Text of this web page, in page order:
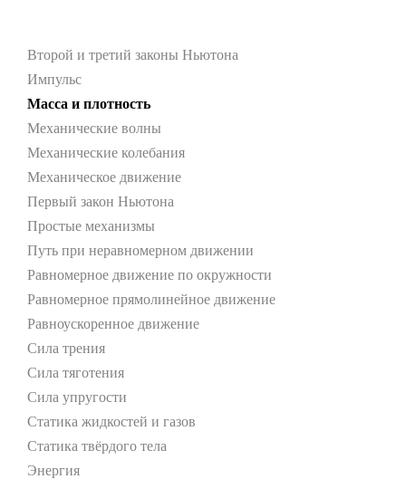
Второй и третий законы Ньютона
Импульс
Масса и плотность
Механические волны
Механические колебания
Механическое движение
Первый закон Ньютона
Простые механизмы
Путь при неравномерном движении
Равномерное движение по окружности
Равномерное прямолинейное движение
Равноускоренное движение
Сила трения
Сила тяготения
Сила упругости
Статика жидкостей и газов
Статика твёрдого тела
Энергия